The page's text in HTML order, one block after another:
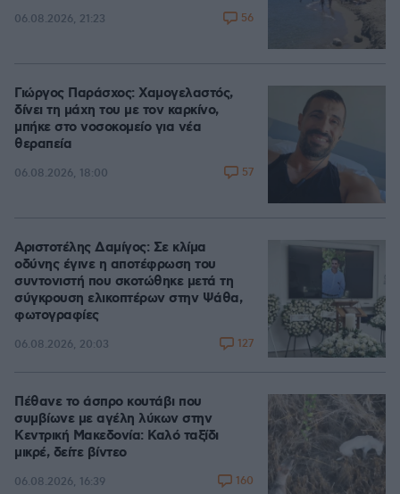
06.08.2026, 21:23 56
Γιώργος Παράσχος: Χαμογελαστός,
δίνει τη μάχη του με τον καρκίνο,
μπήκε στο νοσοκομείο για νέα
θεραπεία
06.08.2026, 18:00 57
Αριστοτέλης Δαμίγος: Σε κλίμα
οδύνης έγινε η αποτέφρωση του
συντονιστή που σκοτώθηκε μετά τη
σύγκρουση ελικοπτέρων στην Ψάθα,
φωτογραφίες
06.08.2026, 20:03 127
Πέθανε το άσπρο κουτάβι που
συμβίωνε με αγέλη λύκων στην
Κεντρική Μακεδονία: Καλό ταξίδι
μικρέ, δείτε βίντεο
06.08.2026, 16:39 160